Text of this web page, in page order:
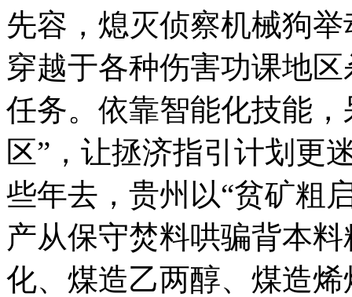
先容，熄灭侦察机械狗
穿越于各种伤害功课地
任务。依靠智能化技能
区”，让拯济指引计划
些年去，贵州以“贫矿粗
产从保守焚料哄骗背本
化、煤造乙两醇、煤造